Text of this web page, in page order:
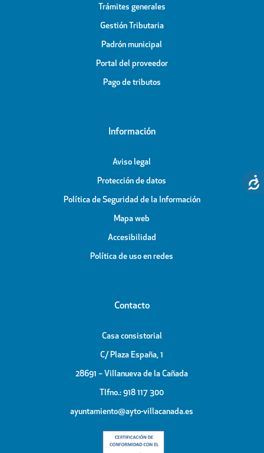
Trámites generales
Gestión Tributaria
Padrón municipal
Portal del proveedor
Pago de tributos
Información
Aviso legal
Protección de datos
Política de Seguridad de la Información
Mapa web
Accesibilidad
Política de uso en redes
Contacto
Casa consistorial
C/ Plaza España, 1
28691 – Villanueva de la Cañada
Tlfno.: 918 117 300
ayuntamiento@ayto-villacanada.es